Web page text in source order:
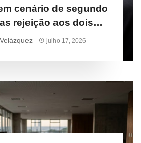
cenário de segundo
rejeição aos dois
cresce julho 17, 2026